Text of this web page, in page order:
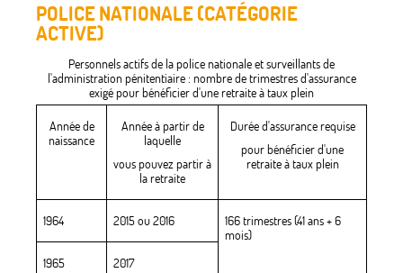
POLICE NATIONALE (CATÉGORIE
ACTIVE)
Personnels actifs de la police nationale et surveillants de
l'administration pénitentiaire : nombre de trimestres d'assurance
exigé pour bénéficier d'une retraite à taux plein
Année de
naissance
Année à partir de
laquelle
vous pouvez partir à
la retraite
Durée d'assurance requise
pour bénéficier d'une
retraite à taux plein
1964 2015 ou 2016
166 trimestres (41 ans + 6
mois)
1965
2017